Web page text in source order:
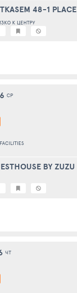
48-1 PLACE
К ЦЕНТРУ
СР
BY ZUZU
ЧТ